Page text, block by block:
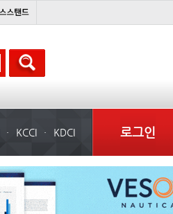
KCCI KDCI 로그인